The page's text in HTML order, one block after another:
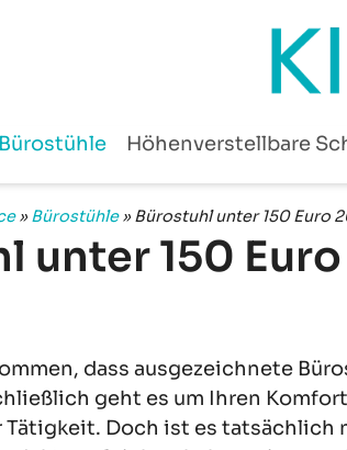
Bürostühle Höhenverstellbare
» Bürostühle» Bürostuhl unter 150 Euro
unter 150
dass ausgezeichnete
geht es um Ihren
Doch ist es tatsächlich